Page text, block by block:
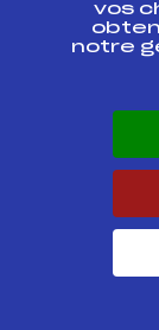
FMBM0131
vos
notre